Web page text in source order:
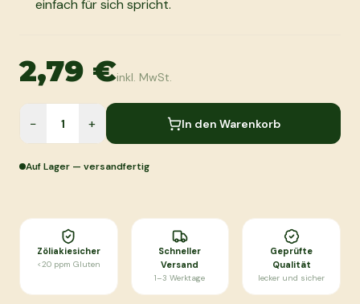
einfach für sich spricht.
2,79 €inkl. MwSt.
− + In den Warenkorb
Auf Lager — versandfertig
Zöliakiesicher
<20 ppm Gluten
Schneller
Versand
1–3 Werktage
Geprüfte
Qualität
lecker und sicher